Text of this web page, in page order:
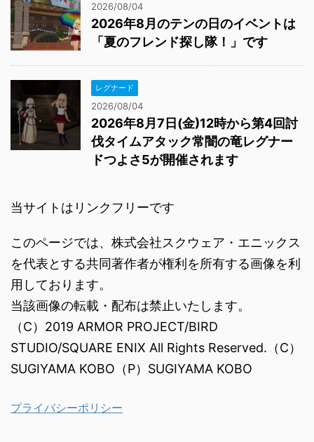
2026/08/04
2026年8月のテンの日のイベントは
「夏のフレンド探し隊！」です
レグナード
2026/08/04
2026年8月7日(金)12時から第4回討
伐タイムアタック常闇の竜レグナー
ドつよさ5が開催されます
当サイトはリンクフリーです
このページでは、株式会社スクウェア・エニックス
を代表とする共同著作者が権利を所有する画像を利
用しております。
当該画像の転載・配布は禁止いたします。
（C）2019 ARMOR PROJECT/BIRD
STUDIO/SQUARE ENIX All Rights Reserved.（C）
SUGIYAMA KOBO（P）SUGIYAMA KOBO
プライバシーポリシー